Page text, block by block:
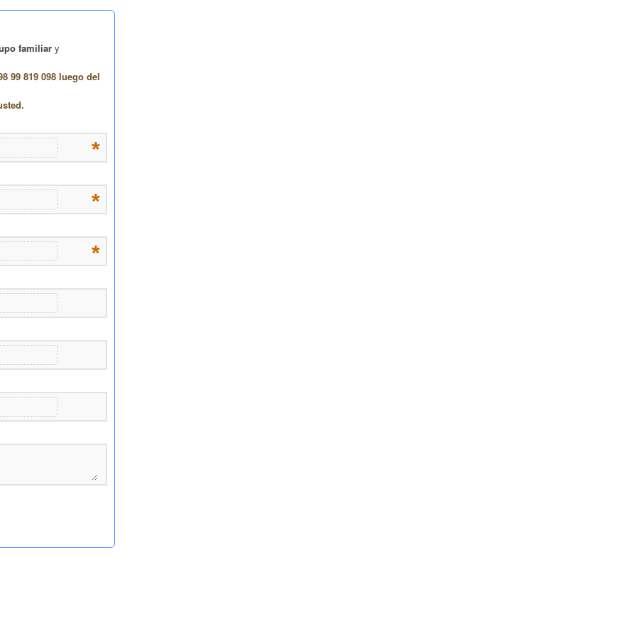
familiar y
99 819 098 luego del
*
*
*